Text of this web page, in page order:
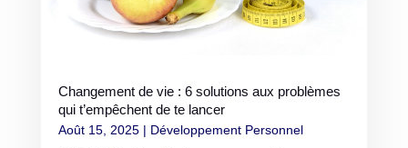
Changement de vie : 6 solutions aux problèmes
qui t’empêchent de te lancer
Août 15, 2025| Développement Personnel